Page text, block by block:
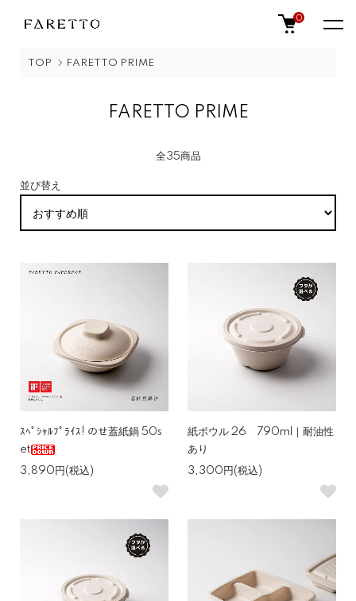
0
TOP FARETTO PRIME
FARETTO PRIME
全35商品
並び替え
ｽﾍﾟｼｬﾙﾌﾟﾗｲｽ! のせ蓋紙鍋 50s
et
3,890円(税込)
紙ボウル 26 790ml｜耐油性
あり
3,300円(税込)